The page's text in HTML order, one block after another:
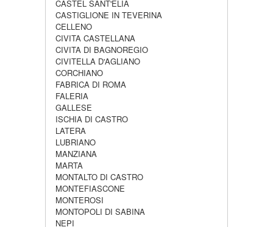
CASTEL SANT'ELIA
CASTIGLIONE IN TEVERINA
CELLENO
CIVITA CASTELLANA
CIVITA DI BAGNOREGIO
CIVITELLA D'AGLIANO
CORCHIANO
FABRICA DI ROMA
FALERIA
GALLESE
ISCHIA DI CASTRO
LATERA
LUBRIANO
MANZIANA
MARTA
MONTALTO DI CASTRO
MONTEFIASCONE
MONTEROSI
MONTOPOLI DI SABINA
NEPI